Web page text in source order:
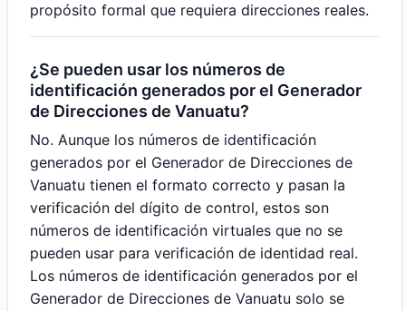
propósito formal que requiera direcciones reales.
¿Se pueden usar los números de
identificación generados por el Generador
de Direcciones de Vanuatu?
No. Aunque los números de identificación
generados por el Generador de Direcciones de
Vanuatu tienen el formato correcto y pasan la
verificación del dígito de control, estos son
números de identificación virtuales que no se
pueden usar para verificación de identidad real.
Los números de identificación generados por el
Generador de Direcciones de Vanuatu solo se